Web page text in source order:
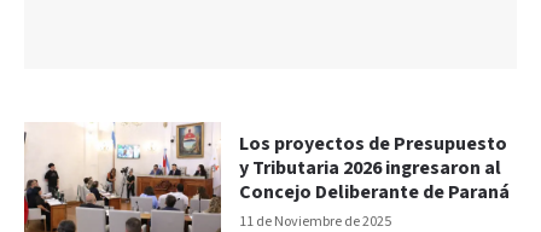
11 de Noviembre de 2025
Los proyectos de Presupuesto
y Tributaria 2026 ingresaron al
Concejo Deliberante de Paraná